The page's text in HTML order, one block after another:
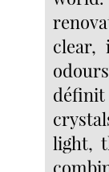
clear,
light,